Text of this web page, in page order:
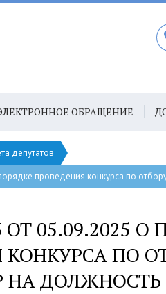
ОБРАЩЕНИЕ
депутатов
проведения конкурса по
05.09.2025 О
ПО
НА